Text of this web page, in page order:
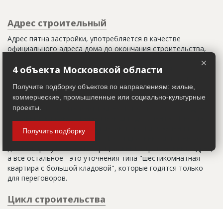
Адрес строительный
Адрес пятна застройки, употребляется в качестве
официального адреса дома до окончания строительства,
когда дому присваивают почтовый адрес. Строительный
адрес обычно состоит из трех частей: названия
(не обязательно) и корпуса (владения).
Настоящим строительным адресом можно считать адрес,
строительные организации делают свои добавления
(например, вторая очередь). В официальных документах
должен присутствовать официальный строительный адрес,
а все остальное - это уточнения типа "шестикомнатная
квартира с большой кладовой", которые годятся только
для переговоров.
Цикл строительства
×
4 объекта Московской области
Получите подборку объектов по направлениям: жилые,
коммерческие, промышленные или социально-культурные
проекты.
Получить подборку